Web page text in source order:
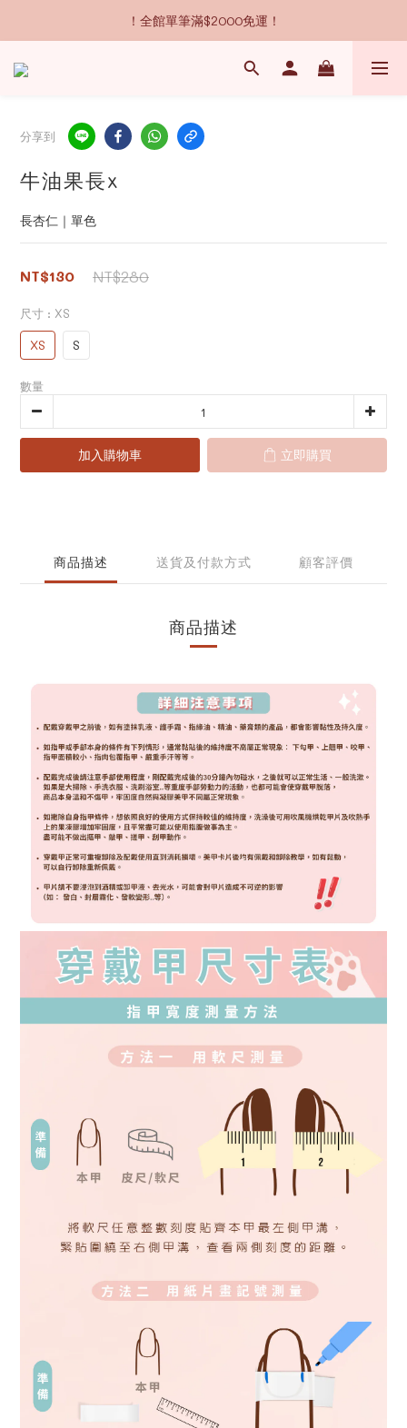
！全館單筆滿$2000免運！
分享到
牛油果長x
長杏仁｜單色
NT$130 NT$280
尺寸 : XS
XS S
數量
加入購物車 立即購買
商品描述 送貨及付款方式 顧客評價
商品描述